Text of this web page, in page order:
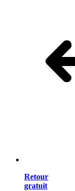
Retour
gratuit